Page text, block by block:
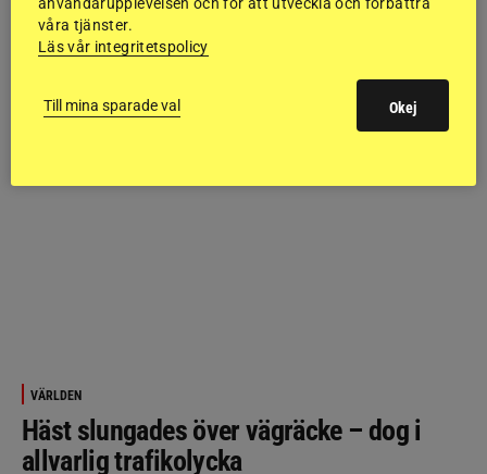
VÄRLDEN
Häst slungades över vägräcke – dog i
allvarlig trafikolycka
våra tjänster.
Läs vår integritetspolicy
Till mina sparade val Okej